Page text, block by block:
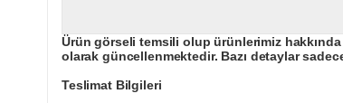
Ürün görseli temsili olup ürünlerimiz
olarak güncellenmektedir. Bazı detaylar
Teslimat Bilgileri